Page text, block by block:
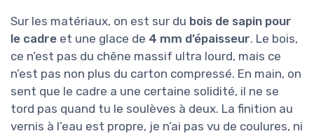
Sur les matériaux, on est sur du bois de sapin pour
le cadre et une glace de 4 mm d’épaisseur. Le bois,
ce n’est pas du chêne massif ultra lourd, mais ce
n’est pas non plus du carton compressé. En main, on
sent que le cadre a une certaine solidité, il ne se
tord pas quand tu le soulèves à deux. La finition au
vernis à l’eau est propre, je n’ai pas vu de coulures, ni